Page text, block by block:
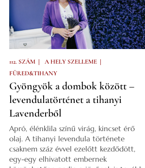
112. SZÁM | A HELY SZELLEME |
FÜRED&TIHANY
Gyöngyök a dombok között –
levendulatörténet a tihanyi
Lavenderből
Apró, élénklila színű virág, kincset érő
olaj. A tihanyi levendula története
csaknem száz évvel ezelőtt kezdődött,
egy-egy elhivatott embernek